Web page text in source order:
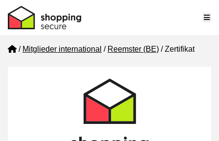
Home
Mitglieder international Reemster (BE) Zertifikat